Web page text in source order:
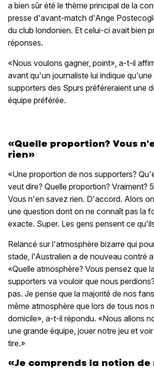
a bien sûr été le thème principal de la
presse d'avant-match d'Ange
du club londonien. Et celui-ci avait bien
réponses.
«Nous voulons gagner, point», a-t-il
avant qu'un journaliste lui indique
supporters des Spurs préféreraient une
équipe préférée.
«Quelle proportion? Vous
rien»
«Une proportion de nos supporters?
veut dire? Quelle proportion? Vraiment?
Vous n'en savez rien. D'accord. Alors
une question dont on ne connaît pas la
exacte. Super. Les gens pensent ce
Relancé sur l'atmosphère bizarre qui
stade, l'Australien a de nouveau contré
«Quelle atmosphère? Vous pensez que
supporters va vouloir que nous
pas. Je pense que la majorité de nos
même atmosphère que lors de tous nos
domicile», a-t-il répondu. «Nous allons
une grande équipe, jouer notre jeu et
tire.»
«Je comprends la notion